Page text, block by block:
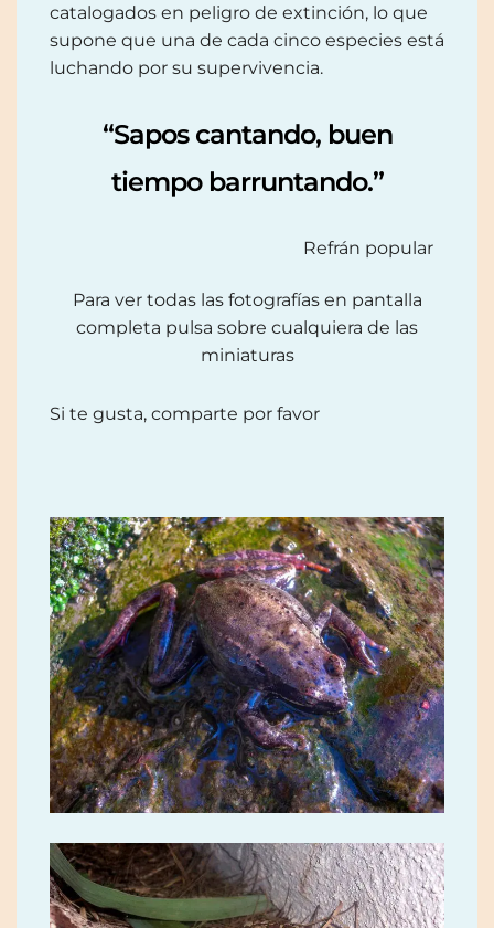
catalogados en peligro de extinción, lo que
supone que una de cada cinco especies está
luchando por su supervivencia.
“Sapos cantando, buen
tiempo barruntando.”
Refrán popular
Para ver todas las fotografías en pantalla
completa pulsa sobre cualquiera de las
miniaturas
Si te gusta, comparte por favor